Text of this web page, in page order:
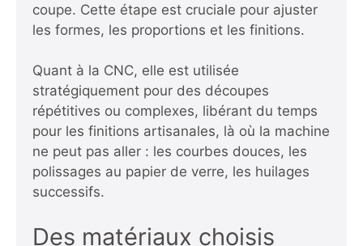
coupe. Cette étape est cruciale pour ajuster
les formes, les proportions et les finitions.
Quant à la CNC, elle est utilisée
stratégiquement pour des découpes
répétitives ou complexes, libérant du temps
pour les finitions artisanales, là où la machine
ne peut pas aller : les courbes douces, les
polissages au papier de verre, les huilages
successifs.
Des matériaux choisis